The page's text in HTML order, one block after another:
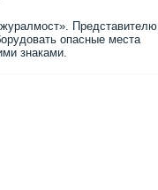
Представителю
опасные места
знаками.